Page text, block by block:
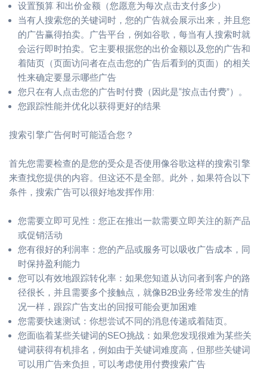
设置预算 和出价金额（您愿意为每次点击支付多少）
当有人搜索您的关键词时，您的广告就会展示出来，并且您
的广告赢得拍卖。广告平台，例如谷歌，每当有人搜索时就
会运行即时拍卖。它主要根据您的出价金额以及您的广告和
着陆页（页面访问者在点击您的广告后看到的页面）的相关
性来确定要显示哪些广告
您只在有人点击您的广告时付费（因此是“按点击付费”）。
您跟踪性能并优化以获得更好的结果
搜索引擎广告何时可能适合您？
首先您需要检查的是您的受众是否使用像谷歌这样的搜索引擎
来查找您提供的内容。但这还不是全部。此外，如果符合以下
条件，搜索广告可以很好地发挥作用:
您需要立即可见性：您正在推出一款需要立即关注的新产品
或促销活动
您有很好的利润率：您的产品或服务可以吸收广告成本，同
时保持盈利能力
您可以有效地跟踪转化率：如果您知道从访问者到客户的路
径很长，并且需要多个接触点，就像B2B业务经常发生的情
况一样，跟踪广告支出的回报可能会更加困难
您需要快速测试：你想尝试不同的消息传递或着陆页。
您面临着某些关键词的SEO挑战：如果您发现很难为某些关
键词获得有机排名，例如由于关键词难度高，但那些关键词
可以用广告来负担，可以考虑使用付费搜索广告